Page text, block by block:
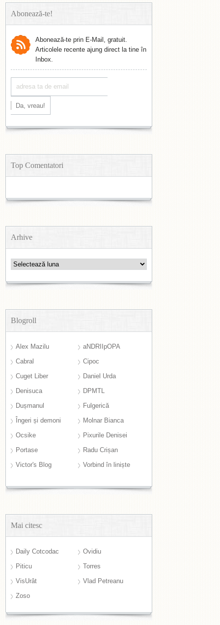
Abonează-te!
Abonează-te prin E-Mail, gratuit.
Articolele recente ajung direct la tine în
Inbox.
Top Comentatori
Arhive
Arhive
Blogroll
Alex Mazilu
aNDRIIpOPA
Cabral
Cipoc
Cuget Liber
Daniel Urda
Denisuca
DPMTL
Dușmanul
Fulgerică
Îngeri și demoni
Molnar Bianca
Ocsike
Pixurile Denisei
Portase
Radu Crișan
Victor's Blog
Vorbind în liniște
Mai citesc
Daily Cotcodac
Ovidiu
Piticu
Torres
VisUrât
Vlad Petreanu
Zoso